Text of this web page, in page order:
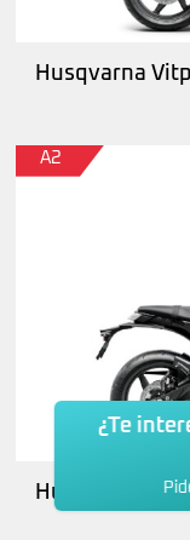
Husqvarna
A2
Husqvarna
¿Te